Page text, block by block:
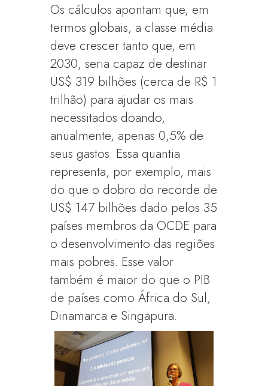
Os cálculos apontam que, em
termos globais, a classe média
deve crescer tanto que, em
2030, seria capaz de destinar
US$ 319 bilhões (cerca de R$ 1
trilhão) para ajudar os mais
necessitados doando,
anualmente, apenas 0,5% de
seus gastos. Essa quantia
representa, por exemplo, mais
do que o dobro do recorde de
US$ 147 bilhões dado pelos 35
países membros da OCDE para
o desenvolvimento das regiões
mais pobres. Esse valor
também é maior do que o PIB
de países como África do Sul,
Dinamarca e Singapura.